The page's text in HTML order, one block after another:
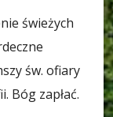
świeżych
św. ofiary
Bóg zapłać.